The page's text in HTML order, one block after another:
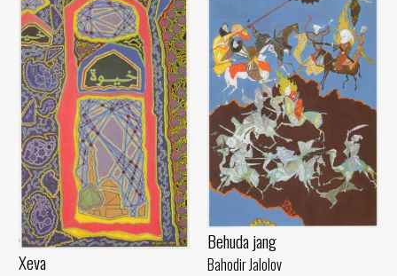
Xeva
Behuda jang
Bahodir Jalolov